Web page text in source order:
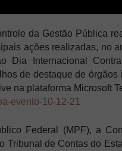
da Gestão Pública
ações realizadas, no
Dia Internacional
de destaque de
na plataforma Microsoft
evento-10-12-21
Federal (MPF), a
Tribunal de Contas do